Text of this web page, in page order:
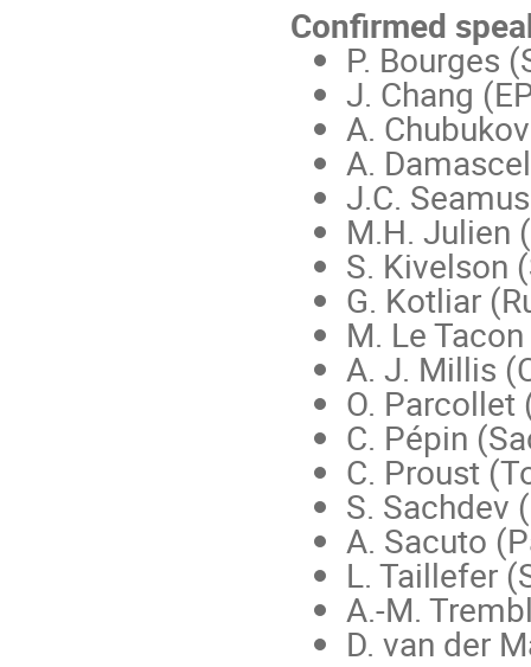
Confirmed
P. Bourges
J. Chang
A.
A.
J.C.
M.H. Julien
S. Kivelson
G. Kotliar
M. Le
A. J. Millis
O. Parcollet
C. Pépin
C. Proust
S. Sachdev
A. Sacuto
L. Taillefer
A.-M.
D. van der